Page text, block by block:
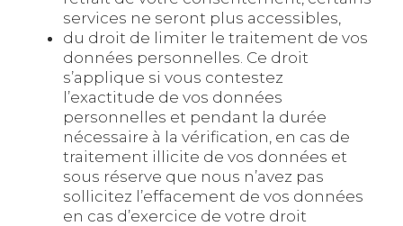
services ne seront plus accessibles,
du droit de limiter le traitement de vos
données personnelles. Ce droit
s’applique si vous contestez
l’exactitude de vos données
personnelles et pendant la durée
nécessaire à la vérification, en cas de
traitement illicite de vos données et
sous réserve que nous n’avez pas
sollicitez l’effacement de vos données
en cas d’exercice de votre droit